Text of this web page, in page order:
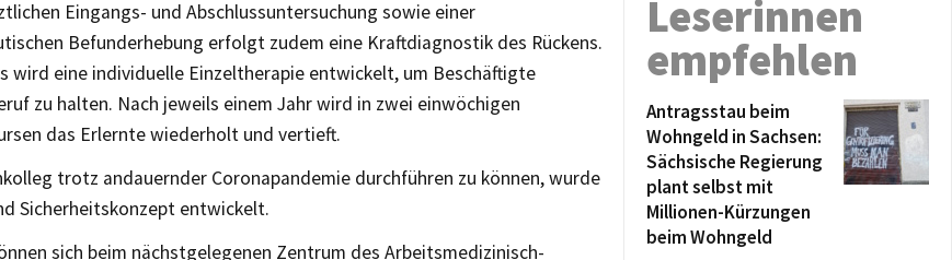
Eingangs- und Abschlussuntersuchung sowie einer
Befunderhebung erfolgt zudem eine Kraftdiagnostik des Rückens.
wird eine individuelle Einzeltherapie entwickelt, um Beschäftigte
zu halten. Nach jeweils einem Jahr wird in zwei einwöchigen
das Erlernte wiederholt und vertieft.
trotz andauernder Coronapandemie durchführen zu können, wurde
Sicherheitskonzept entwickelt.
sich beim nächstgelegenen Zentrum des Arbeitsmedizinisch-
Leserinnen
empfehlen
Antragsstau beim
Wohngeld in Sachsen:
Sächsische Regierung
plant selbst mit
Millionen-Kürzungen
beim Wohngeld